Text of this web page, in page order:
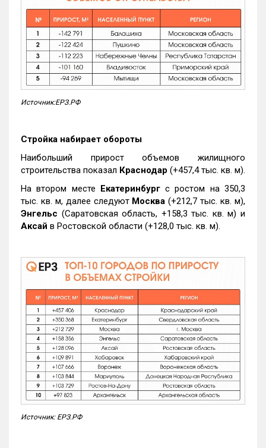
Источник:ЕРЗ.РФ
Стройка набирает обороты
Наибольший прирост объемов жилищного
строительства показал Краснодар (+457,4 тыс. кв. м).
На втором месте Екатеринбургс ростом на 350,3
тыс. кв. м, далее следуют Москва (+212,7 тыс. кв. м),
Энгельс (Саратовская область, +158,3 тыс. кв. м) и
Аксай в Ростовской области (+128,0 тыс. кв. м).
Источник: ЕРЗ.РФ